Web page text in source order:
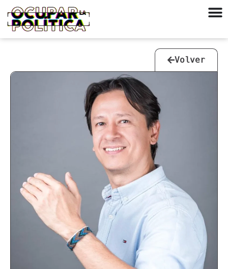
Volver